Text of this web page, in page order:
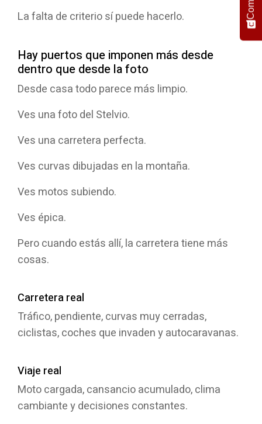
La falta de criterio sí puede hacerlo.
Hay puertos que imponen más desde
dentro que desde la foto
Desde casa todo parece más limpio.
Ves una foto del Stelvio.
Ves una carretera perfecta.
Ves curvas dibujadas en la montaña.
Ves motos subiendo.
Ves épica.
Pero cuando estás allí, la carretera tiene más
cosas.
Carretera real
Tráfico, pendiente, curvas muy cerradas,
ciclistas, coches que invaden y autocaravanas.
Viaje real
Moto cargada, cansancio acumulado, clima
cambiante y decisiones constantes.